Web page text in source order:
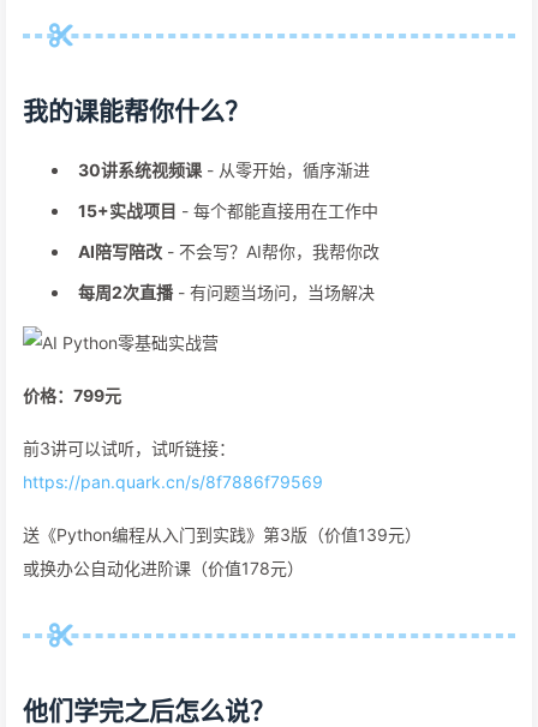
我的课能帮你什么？
30讲系统视频课 - 从零开始，循序渐进
15+实战项目 - 每个都能直接用在工作中
AI陪写陪改 - 不会写？AI帮你，我帮你改
每周2次直播- 有问题当场问，当场解决
价格：799元
前3讲可以试听，试听链接：
https://pan.quark.cn/s/8f7886f79569
送《Python编程从入门到实践》第3版（价值139元）
或换办公自动化进阶课（价值178元）
他们学完之后怎么说？